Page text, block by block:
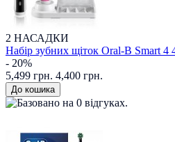
2 НАСАДКИ
Набір зубних щіток Oral-B Smart 4
- 20%
5,499 грн. 4,400 грн.